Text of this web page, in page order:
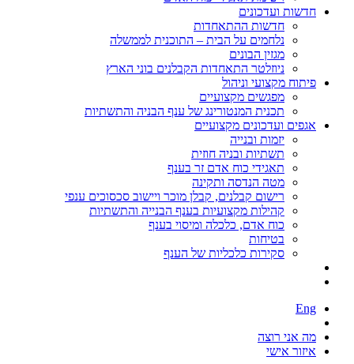
חדשות ועדכונים
חדשות ההתאחדות
נלחמים על הבית – התוכנית לממשלה
מגזין הבונים
ניוזלטר התאחדות הקבלנים בוני הארץ
פיתוח מקצועי וניהול
מפגשים מקצועיים
תכנית המנטורינג של ענף הבניה והתשתיות
אגפים ועדכונים מקצועיים
יזמות ובנייה
תשתיות ובניה חוזית
תאגידי כוח אדם זר בענף
מטה הנדסה ותקינה
רישום קבלנים, קבלן מוכר ויישוב סכסוכים ענפי
קהילות מקצועיות בענף הבנייה והתשתיות
כוח אדם, כלכלה ומיסוי בענף
בטיחות
סקירות כלכליות של הענף
Eng
מה אני רוצה
איזור אישי